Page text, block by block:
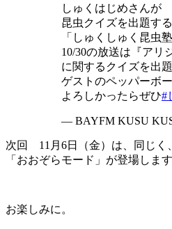
しゅくはじめさんが
昆虫クイズを出題す
「しゅくしゅく昆虫塾
10/30の放送は『アリ
に関するクイズを出
ゲストのペッパーボ
よろしかったらぜひ#
— BAYFM KUSU
次回 11月6日（金）は、同じく
「おおぞらモード」が登場します
お楽しみに。